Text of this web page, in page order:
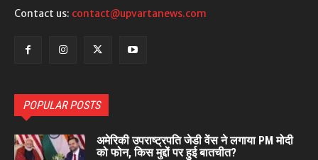
Contact us: contact@upvartanews.com
POPULAR POSTS
अमेरिकी उपराष्ट्रपति जेडी वेंस ने लगाया PM मोदी
को फोन, किस मुद्दों पर हुई बातचीत?